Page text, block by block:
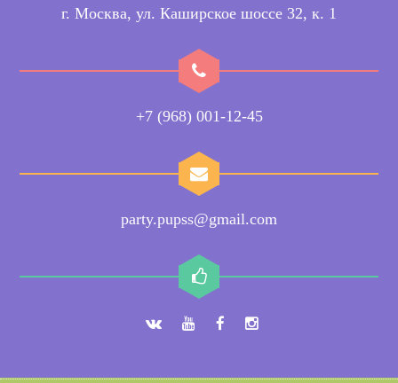
г. Москва, ул. Каширское шоссе 32, к. 1
+7 (968) 001-12-45
party.pupss@gmail.com